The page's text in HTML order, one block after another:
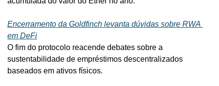
Encerramento da Goldfinch levanta dúvidas sobre RWA
em DeFi
O fim do protocolo reacende debates sobre a
sustentabilidade de empréstimos descentralizados
baseados em ativos físicos.